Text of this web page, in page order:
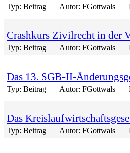
Typ: Beitrag Autor: FGottwals
Crashkurs Zivilrecht in der
Typ: Beitrag Autor: FGottwals
Das 13. SGB-II-
Typ: Beitrag Autor: FGottwals
Das
Typ: Beitrag Autor: FGottwals